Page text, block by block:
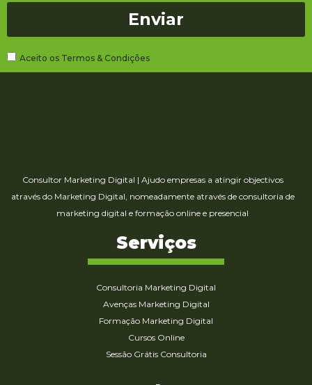
Aceito os Termos & Condições
Enviar
Consultor Marketing Digital | Ajudo empresas a atingir objectivos
através do Marketing Digital, nomeadamente através de consultoria de
marketing digital e formação online e presencial
Serviços
Consultoria Marketing Digital
Avenças Marketing Digital
Formação Marketing Digital
Cursos Online
Sessão Grátis Consultoria